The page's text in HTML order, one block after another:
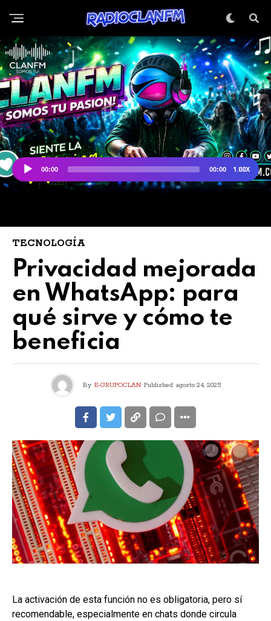
TECNOLOGÍA
Privacidad mejorada
en WhatsApp: para
qué sirve y cómo te
beneficia
By E-GRUPOCLAN Published agosto 24, 2025
La activación de esta función no es obligatoria, pero sí
recomendable, especialmente en chats donde circula